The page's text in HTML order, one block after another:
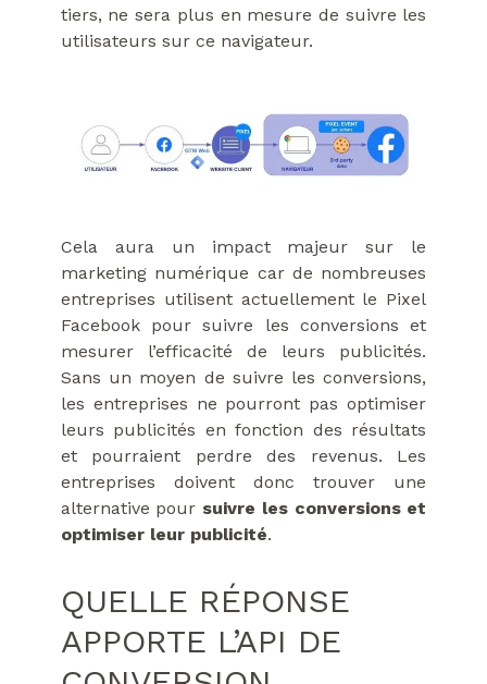
tiers, ne sera plus en mesure de suivre les
utilisateurs sur ce navigateur.
Cela aura un impact majeur sur le
marketing numérique car de nombreuses
entreprises utilisent actuellement le Pixel
Facebook pour suivre les conversions et
mesurer l’efficacité de leurs publicités.
Sans un moyen de suivre les conversions,
les entreprises ne pourront pas optimiser
leurs publicités en fonction des résultats
et pourraient perdre des revenus. Les
entreprises doivent donc trouver une
alternative pour suivre les conversions et
optimiser leur publicité.
QUELLE RÉPONSE
APPORTE L’API DE